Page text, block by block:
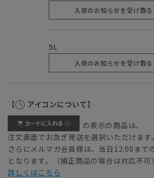
入荷のお知らせを受け取る
5L
入荷のお知らせを受け取る
【 アイコンについて】
の表示の商品は、
注文画面でお急ぎ発送を選択いただけます。
さらにメルマガ会員様は、当日12:00まで
となります。（補正商品の場合は対応不可）
詳しくはこちら